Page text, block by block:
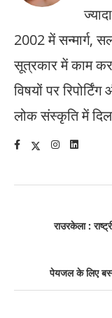
2002 में सन्मार्ग,
सूत्रकार में काम
विषयों पर
लोक संस्कृति में
राउरकेला :
पेयजल के लिए